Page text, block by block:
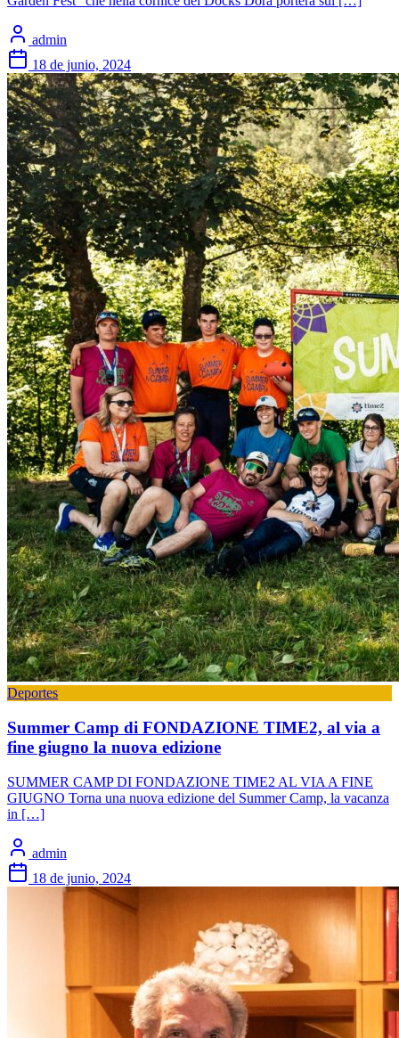
admin
18 de junio, 2024
Deportes
Summer Camp di FONDAZIONE TIME2, al via a
fine giugno la nuova edizione
SUMMER CAMP DI FONDAZIONE TIME2 AL VIA A FINE
GIUGNO Torna una nuova edizione del Summer Camp, la vacanza
in […]
admin
18 de junio, 2024